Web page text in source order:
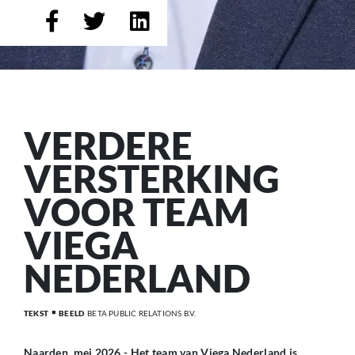
VERDERE
VERSTERKING
VOOR TEAM
VIEGA
NEDERLAND
TEKST BEELD BETA PUBLIC RELATIONS B.V.
Naarden, mei 2026 - Het team van Viega Nederland is